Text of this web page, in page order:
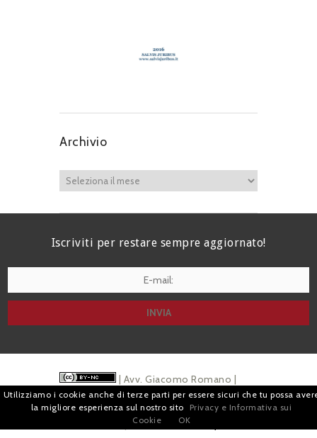
Archivio
Iscriviti per restare sempre aggiornato!
| Avv. Giacomo Romano |
Piazza di Campitelli, 2 - 00186 Roma | P.I.
Pubblicità ePrivacy
Utilizziamo i cookie anche di terze parti per essere sicuri che tu possa
la migliore esperienza sul nostro sito
Privacy e Informativa sui
Cookie
OK